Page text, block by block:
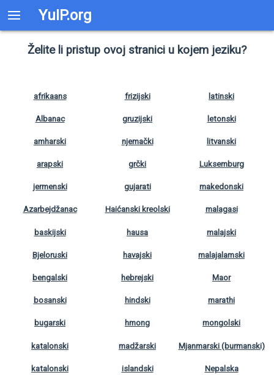
YuIP.org
Želite li pristup ovoj stranici u kojem jeziku?
afrikaans
Albanac
amharski
arapski
jermenski
Azarbejdžanac
baskijski
Bjeloruski
bengalski
bosanski
bugarski
katalonski
katalonski
frizijski
gruzijski
njemački
grčki
gujarati
Haićanski kreolski
hausa
havajski
hebrejski
hindski
hmong
madžarski
islandski
latinski
letonski
litvanski
Luksemburg
makedonski
malagasi
malajski
malajalamski
Maor
marathi
mongolski
Mjanmarski (burmanski)
Nepalska